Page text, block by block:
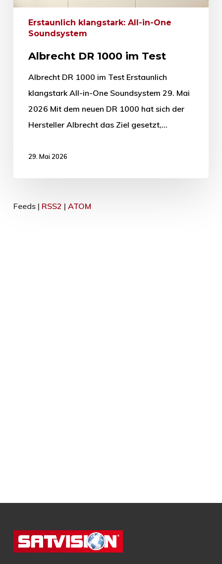
Erstaunlich klangstark: All-in-One
Soundsystem
Albrecht DR 1000 im Test
Albrecht DR 1000 im Test Erstaunlich
klangstark All-in-One Soundsystem 29. Mai
2026 Mit dem neuen DR 1000 hat sich der
Hersteller Albrecht das Ziel gesetzt,…
29. Mai 2026
Feeds | RSS2 | ATOM